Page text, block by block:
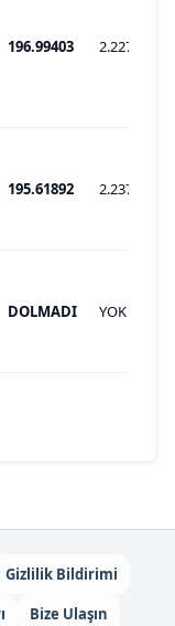
196.99403 2.227.582
195.61892 2.237.578
DOLMADI YOK
Gizlilik Bildirimi
Bize Ulaşın